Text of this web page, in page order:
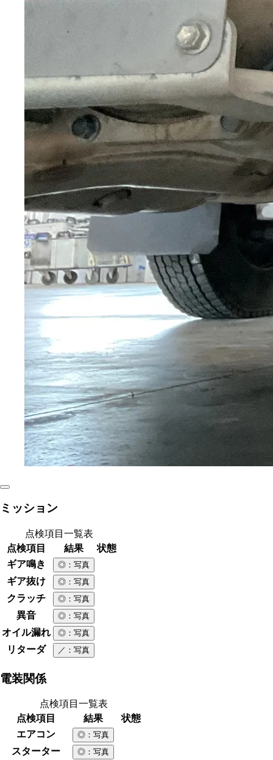
ミッション
点検項目一覧表
点検項目
結果
状態
ギア鳴き
◎ ：写真
ギア抜け ◎ ：写真
クラッチ ◎ ：写真
異音 ◎ ：写真
オイル漏れ ◎ ：写真
リターダ ／ ：写真
電装関係
点検項目一覧表
点検項目
結果
状態
エアコン
◎ ：写真
スターター ◎ ：写真